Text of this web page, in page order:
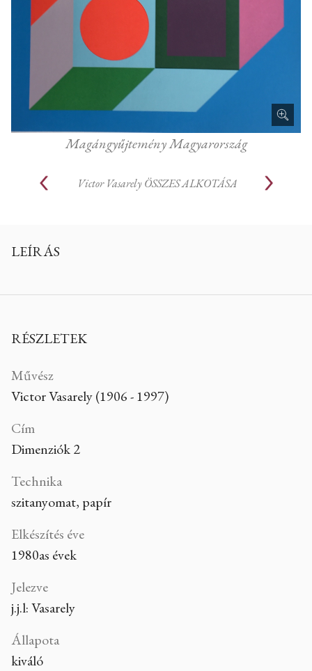
Magángyűjtemény Magyarország
Victor Vasarely ÖSSZES ALKOTÁSA
LEÍRÁS
RÉSZLETEK
Művész
Victor Vasarely (1906 - 1997)
Cím
Dimenziók 2
Technika
szitanyomat, papír
Elkészítés éve
1980as évek
Jelezve
j.j.l: Vasarely
Állapota
kiváló